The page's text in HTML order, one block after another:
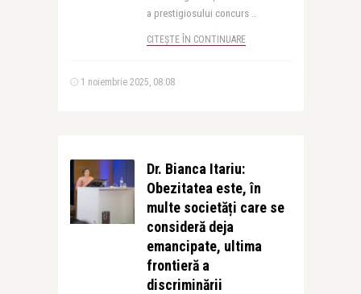
a prestigiosului concurs ..
CITEȘTE ÎN CONTINUARE
1 noiembrie 2025, 08:08
Dr. Bianca Itariu:
Obezitatea este, în
multe societăți care se
consideră deja
emancipate, ultima
frontieră a
discriminării